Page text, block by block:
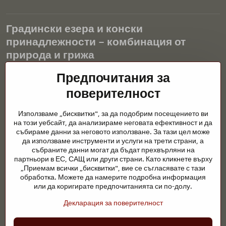
Градински езера и конски
принадлежности – комбинация от
природа и грижа
Градинските езера са красиво допълнение към всеки екстериор
и създават хармонична среда за релаксация и живот на водните
животни. Правилната технология, филтрацията и редовната
през цялата година. Също толкова важна е грижата за
животните, които са част от нашия живот.
Конете се нуждаят от висококачествени конски принадлежности,
правилно хранене и отговорни грижи, за да бъдат здрави, силни
и доволни. Независимо дали става въпрос за екипировка за
ездачи, развъдчици или любители на природата, целта е да се
създаде среда, която подкрепя естествения баланс,
Предпочитания за
поверителност
Използваме „бисквитки", за да подобрим посещението ви
на този уебсайт, да анализираме неговата ефективност и да
събираме данни за неговото използване. За тази цел може
да използваме инструменти и услуги на трети страни, а
събраните данни могат да бъдат прехвърляни на
партньори в ЕС, САЩ или други страни. Като кликнете върху
„Приемам всички „бисквитки", вие се съгласявате с тази
обработка. Можете да намерите подробна информация
или да коригирате предпочитанията си по-долу.
Декларация за поверителност